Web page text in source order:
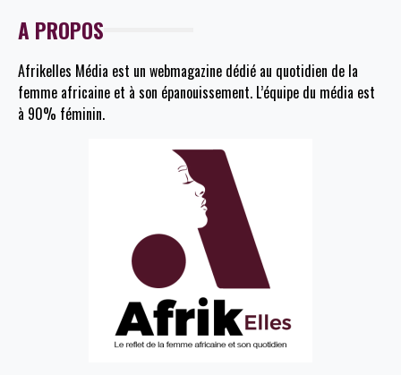
A PROPOS
Afrikelles Média est un webmagazine dédié au quotidien de la
femme africaine et à son épanouissement. L’équipe du média est
à 90% féminin.